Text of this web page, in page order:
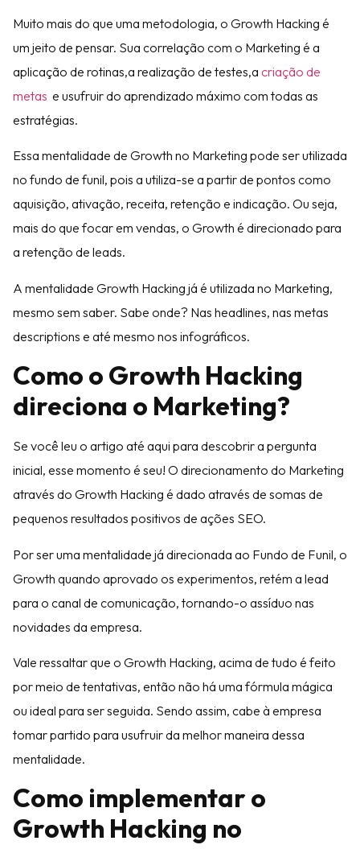
Muito mais do que uma metodologia, o Growth Hacking é
um jeito de pensar. Sua correlação com o Marketing é a
aplicação de rotinas,a realização de testes,a criação de
metas e usufruir do aprendizado máximo com todas as
estratégias.
Essa mentalidade de Growth no Marketing pode ser utilizada
no fundo de funil, pois a utiliza-se a partir de pontos como
aquisição, ativação, receita, retenção e indicação. Ou seja,
mais do que focar em vendas, o Growth é direcionado para
a retenção de leads.
A mentalidade Growth Hacking já é utilizada no Marketing,
mesmo sem saber. Sabe onde? Nas headlines, nas metas
descriptions e até mesmo nos infográficos.
Como o Growth Hacking
direciona o Marketing?
Se você leu o artigo até aqui para descobrir a pergunta
inicial, esse momento é seu! O direcionamento do Marketing
através do Growth Hacking é dado através de somas de
pequenos resultados positivos de ações SEO.
Por ser uma mentalidade já direcionada ao Fundo de Funil, o
Growth quando aprovado os experimentos, retém a lead
para o canal de comunicação, tornando-o assíduo nas
novidades da empresa.
Vale ressaltar que o Growth Hacking, acima de tudo é feito
por meio de tentativas, então não há uma fórmula mágica
ou ideal para ser seguida. Sendo assim, cabe à empresa
tomar partido para usufruir da melhor maneira dessa
mentalidade.
Como implementar o
Growth Hacking no